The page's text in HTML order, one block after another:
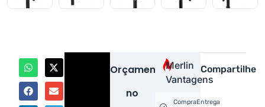
Orçamento
no
Compartilhe
Merlin
Vantagens
CompraEntrega